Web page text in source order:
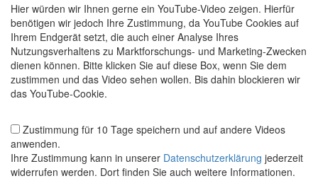
Hier würden wir Ihnen gerne ein YouTube-Video zeigen. Hierfür
benötigen wir jedoch Ihre Zustimmung, da YouTube Cookies auf
Ihrem Endgerät setzt, die auch einer Analyse Ihres
Nutzungsverhaltens zu Marktforschungs- und Marketing-Zwecken
dienen können. Bitte klicken Sie auf diese Box, wenn Sie dem
zustimmen und das Video sehen wollen. Bis dahin blockieren wir
das YouTube-Cookie.
Zustimmung für 10 Tage speichern und auf andere Videos
anwenden.
Ihre Zustimmung kann in unserer Datenschutzerklärung jederzeit
widerrufen werden. Dort finden Sie auch weitere Informationen.